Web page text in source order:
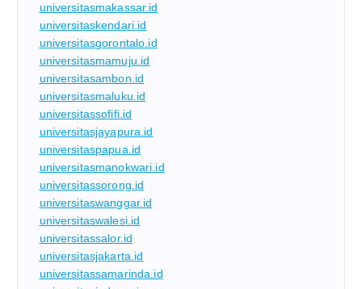
universitasmakassar.id
universitaskendari.id
universitasgorontalo.id
universitasmamuju.id
universitasambon.id
universitasmaluku.id
universitassofifi.id
universitasjayapura.id
universitaspapua.id
universitasmanokwari.id
universitassorong.id
universitaswanggar.id
universitaswalesi.id
universitassalor.id
universitasjakarta.id
universitassamarinda.id